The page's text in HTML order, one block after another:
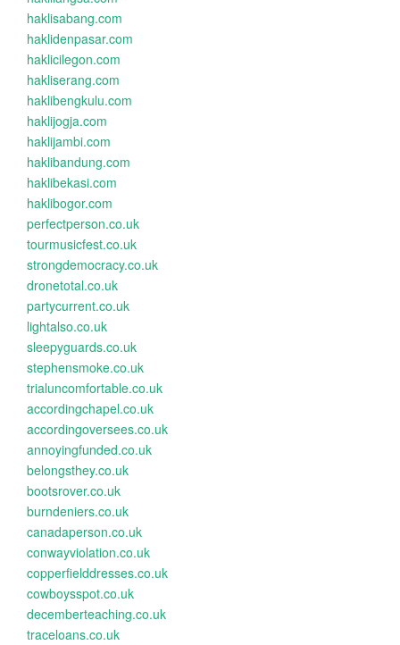
haklisabang.com
haklidenpasar.com
haklicilegon.com
hakliserang.com
haklibengkulu.com
haklijogja.com
haklijambi.com
haklibandung.com
haklibekasi.com
haklibogor.com
perfectperson.co.uk
tourmusicfest.co.uk
strongdemocracy.co.uk
dronetotal.co.uk
partycurrent.co.uk
lightalso.co.uk
sleepyguards.co.uk
stephensmoke.co.uk
trialuncomfortable.co.uk
accordingchapel.co.uk
accordingoversees.co.uk
annoyingfunded.co.uk
belongsthey.co.uk
bootsrover.co.uk
burndeniers.co.uk
canadaperson.co.uk
conwayviolation.co.uk
copperfielddresses.co.uk
cowboysspot.co.uk
decemberteaching.co.uk
traceloans.co.uk